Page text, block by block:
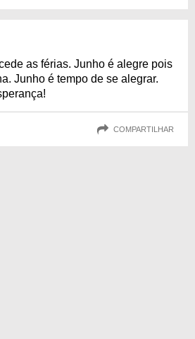
as férias. Junho é alegre pois
Junho é tempo de se alegrar.
COMPARTILHAR